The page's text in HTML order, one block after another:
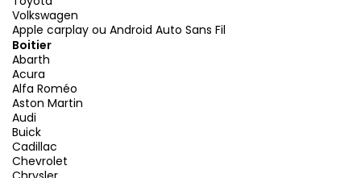
Volkswagen
Apple carplay ou Android Auto Sans Fil
Boitier
Abarth
Acura
Alfa Roméo
Aston Martin
Audi
Buick
Cadillac
Chevrolet